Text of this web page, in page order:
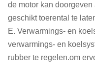
de motor kan
geschikt toerental te
E. Verwarmings- en
verwarmings- en
rubber te regelen.om